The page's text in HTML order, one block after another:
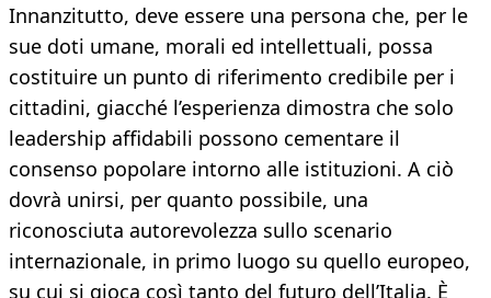
Innanzitutto, deve essere una persona che, per le
sue doti umane, morali ed intellettuali, possa
costituire un punto di riferimento credibile per i
cittadini, giacché l’esperienza dimostra che solo
leadership affidabili possono cementare il
consenso popolare intorno alle istituzioni. A ciò
dovrà unirsi, per quanto possibile, una
riconosciuta autorevolezza sullo scenario
internazionale, in primo luogo su quello europeo,
su cui si gioca così tanto del futuro dell’Italia. È